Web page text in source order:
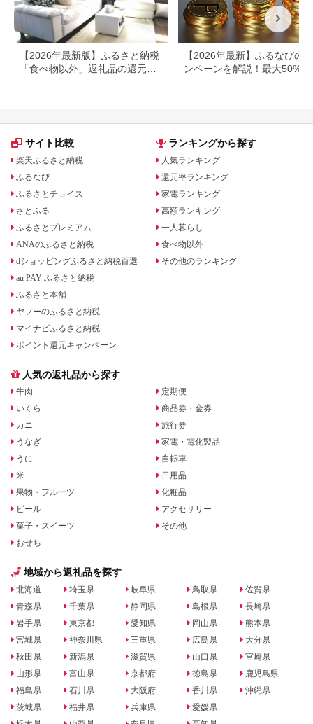
【2026年最新版】ふるさと納税
「食べ物以外」返礼品の還元率
【2026年最新】ふるなびの
ンペーンを解説！最大50%還
サイト比較
楽天ふるさと納税
ふるなび
ふるさとチョイス
さとふる
ふるさとプレミアム
ANAのふるさと納税
dショッピングふるさと納税百選
au PAY ふるさと納税
ふるさと本舗
ヤフーのふるさと納税
マイナビふるさと納税
ポイント還元キャンペーン
ランキングから探す
人気ランキング
還元率ランキング
家電ランキング
高額ランキング
一人暮らし
食べ物以外
その他のランキング
人気の返礼品から探す
牛肉
いくら
カニ
うなぎ
うに
米
果物・フルーツ
ビール
菓子・スイーツ
おせち
定期便
商品券・金券
旅行券
家電・電化製品
自転車
日用品
化粧品
アクセサリー
その他
地域から返礼品を探す
北海道
青森県
岩手県
宮城県
秋田県
山形県
福島県
茨城県
埼玉県
千葉県
東京都
神奈川県
新潟県
富山県
石川県
福井県
岐阜県
静岡県
愛知県
三重県
滋賀県
京都府
大阪府
兵庫県
鳥取県
島根県
岡山県
広島県
山口県
徳島県
香川県
愛媛県
佐賀県
長崎県
熊本県
大分県
宮崎県
鹿児島県
沖縄県